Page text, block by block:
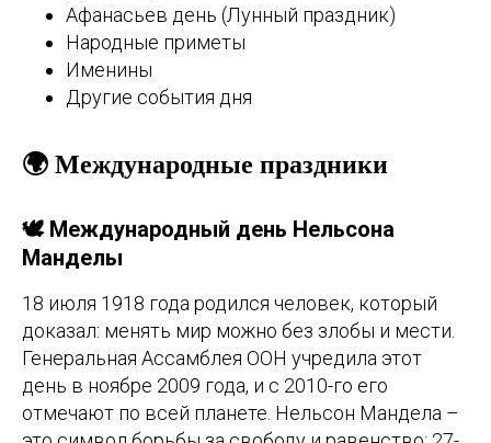
Афанасьев день (Лунный праздник)
Народные приметы
Именины
Другие события дня
🌍 Международные праздники
🕊️ Международный день Нельсона
Манделы
18 июля 1918 года родился человек, который
доказал: менять мир можно без злобы и мести.
Генеральная Ассамблея ООН учредила этот
день в ноябре 2009 года, и с 2010-го его
отмечают по всей планете. Нельсон Мандела –